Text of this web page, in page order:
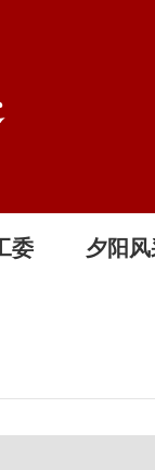
委 夕阳风